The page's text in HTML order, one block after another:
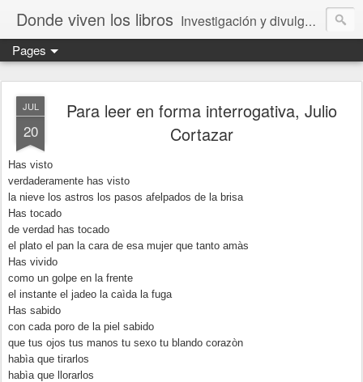
Donde viven los libros Investigación y divulgación de libros para niños y jóvenes. Librería especializada.
Pages
JUL
20
Para leer en forma interrogativa, Julio
Cortazar
Has visto
verdaderamente has visto
la nieve los astros los pasos afelpados de la brisa
Has tocado
de verdad has tocado
el plato el pan la cara de esa mujer que tanto amàs
Has vivido
como un golpe en la frente
el instante el jadeo la caìda la fuga
Has sabido
con cada poro de la piel sabido
que tus ojos tus manos tu sexo tu blando corazòn
habìa que tirarlos
habìa que llorarlos